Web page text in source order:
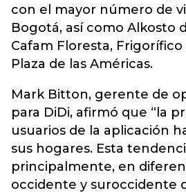
con el mayor número de
Bogotá, así como Alkosto
Cafam Floresta, Frigorífico
Plaza de las Américas.
Mark Bitton, gerente de
para DiDi, afirmó que “la
usuarios de la aplicación
sus hogares. Esta
principalmente, en
occidente y suroccidente